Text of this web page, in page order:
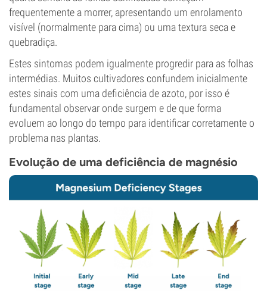
frequentemente a morrer, apresentando um enrolamento
visível (normalmente para cima) ou uma textura seca e
quebradiça.
Estes sintomas podem igualmente progredir para as folhas
intermédias. Muitos cultivadores confundem inicialmente
estes sinais com uma deficiência de azoto, por isso é
fundamental observar onde surgem e de que forma
evoluem ao longo do tempo para identificar corretamente o
problema nas plantas.
Evolução de uma deficiência de magnésio